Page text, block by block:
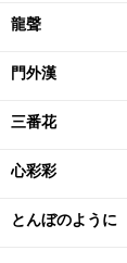
龍聲
門外漢
三番花
心彩彩
とんぼのように